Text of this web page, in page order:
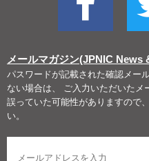
メールマガジン(JPNIC News
パスワードが記載された確認メー
ない場合は、 ご入力いただいたメ
誤っていた可能性がありますので
い。